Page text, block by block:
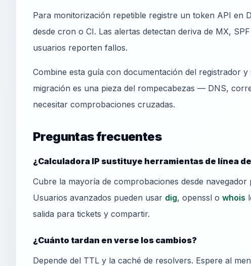
Para monitorización repetible registre un token API en
desde cron o CI. Las alertas detectan deriva de MX,
usuarios reporten fallos.
Combine esta guía con documentación del registrador
migración es una pieza del rompecabezas — DNS,
necesitar comprobaciones cruzadas.
Preguntas frecuentes
¿Calculadora IP sustituye herramientas de línea
Cubre la mayoría de comprobaciones desde
Usuarios avanzados pueden usar dig, openssl o whois
salida para tickets y compartir.
¿Cuánto tardan en verse los cambios?
Depende del TTL y la caché de resolvers. Espere al